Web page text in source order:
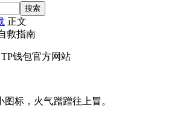
正文
救指南
TP钱包官方网站
标，火气蹭蹭往上冒。